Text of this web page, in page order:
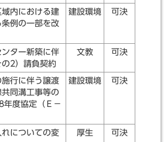
内における建
例の一部を改
建設環境 可決
ター新築に伴
2）請負契約
文教 可決
行に伴う譲渡
同溝工事等の
年度協定（Ｅ－
建設環境 可決
についての変
厚生 可決